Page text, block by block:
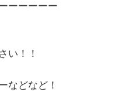
ーーーーー
い！！
などなど！